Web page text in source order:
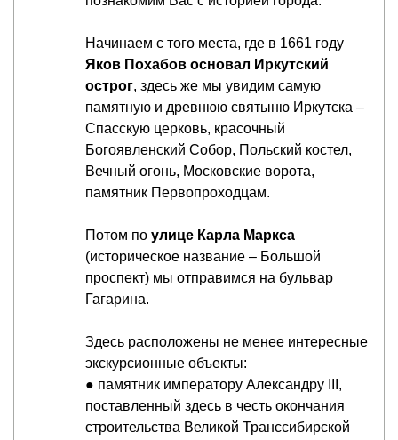
Начинаем с того места, где в 1661 году
Яков Похабов основал Иркутский
острог, здесь же мы увидим самую
памятную и древнюю святыню Иркутска –
Спасскую церковь, красочный
Богоявленский Собор, Польский костел,
Вечный огонь, Московские ворота,
памятник Первопроходцам.
Потом по улице Карла Маркса
(историческое название – Большой
проспект) мы отправимся на бульвар
Гагарина.
Здесь расположены не менее интересные
экскурсионные объекты:
● памятник императору Александру III,
поставленный здесь в честь окончания
строительства Великой Транссибирской